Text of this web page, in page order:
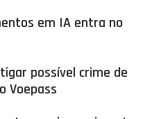
em IA entra no
possível crime de
Voepass